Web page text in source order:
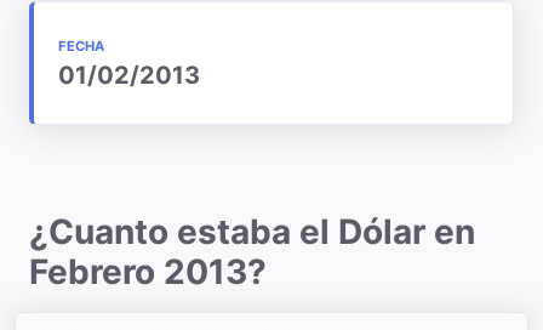
FECHA
01/02/2013
¿Cuanto estaba el Dólar en
Febrero 2013?